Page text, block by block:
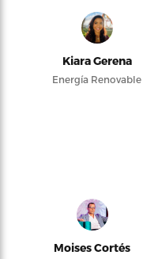
Kiara Gerena
Energía Renovable
Moises Cortés